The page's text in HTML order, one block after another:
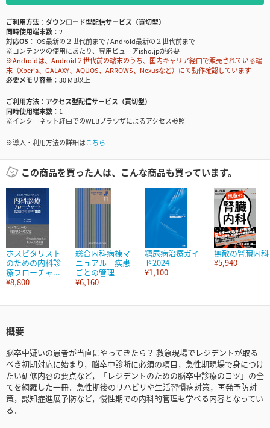
ご利用方法
ダウンロード型配信サービス（買切型）
同時使用端末数
2
対応OS
iOS最新の２世代前まで / Android最新の２世代前まで
※コンテンツの使用にあたり、専用ビューアisho.jpが必要
※Androidは、Android２世代前の端末のうち、国内キャリア経由で販売されている端
末（Xperia、GALAXY、AQUOS、ARROWS、Nexusなど）にて動作確認しています
必要メモリ容量
30 MB以上
ご利用方法
アクセス型配信サービス（買切型）
同時使用端末数
1
※インターネット経由でのWEBブラウザによるアクセス参照
※導入・利用方法の詳細はこちら
この商品を買った人は、こんな商品も買っています。
ホスピタリスト
のための内科診
療フローチャ...
¥8,800
総合内科病棟マ
ニュアル 疾患
ごとの管理
¥6,160
糖尿病治療ガイ
ド2024
¥1,100
無敵の腎臓内科
¥5,940
概要
脳卒中疑いの患者が当直にやってきたら？ 救急現場でレジデントが取る
べき初期対応に始まり，脳卒中診断に必須の項目，急性期現場で身につけ
たい研修内容の要点など，「レジデントのための脳卒中診療のコツ」の全
てを網羅した一冊．急性期後のリハビリや生活習慣病対策，再発予防対
策，認知症進展予防など，慢性期での内科的管理も学べる内容となってい
る．